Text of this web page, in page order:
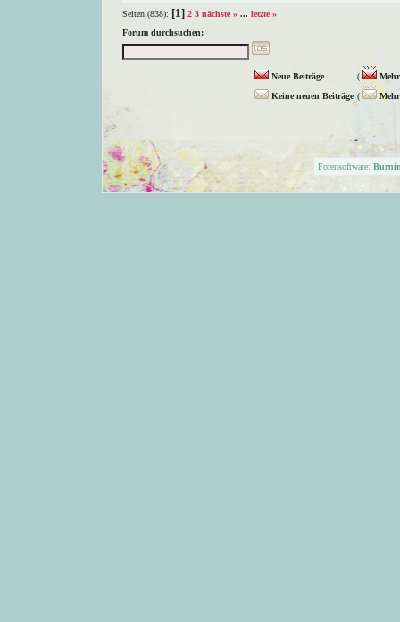
Seiten (838): [1] 2 3 nächste » ... letzte »
Forum durchsuchen:
Neue Beiträge (
Keine neuen Beiträge (
Forensoftware: